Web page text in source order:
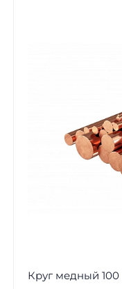
Круг медный